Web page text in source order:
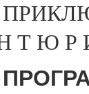
Т Ю Р